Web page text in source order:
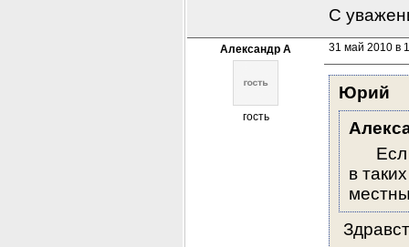
С
Александр А
гость
31 май 2010 в
Юрий
Есл
в